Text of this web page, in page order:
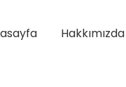
Hakkımızda